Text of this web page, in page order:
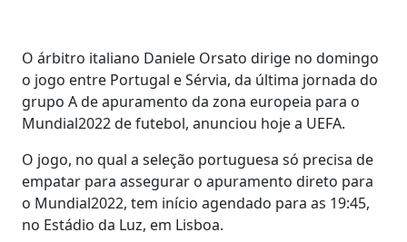
O árbitro italiano Daniele Orsato dirige no domingo
o jogo entre Portugal e Sérvia, da última jornada do
grupo A de apuramento da zona europeia para o
Mundial2022 de futebol, anunciou hoje a UEFA.
O jogo, no qual a seleção portuguesa só precisa de
empatar para assegurar o apuramento direto para
o Mundial2022, tem início agendado para as 19:45,
no Estádio da Luz, em Lisboa.